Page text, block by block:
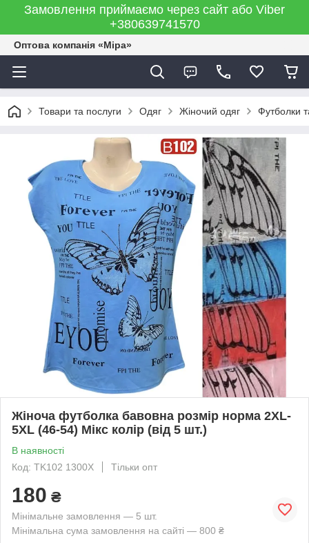
Замовлення приймаємо через сайт або Viber
+380639741570
Оптова компанія «Міра»
Товари та послуги Одяг Жіночий одяг Футболки
Жіноча футболка бавовна розмір норма 2XL-
5XL (46-54) Мікс колір (від 5 шт.)
В наявності
Код: TK102 1300X
Тільки опт
180 ₴
Мінімальне замовлення — 5 шт.
Мінімальна сума замовлення на сайті — 800 ₴